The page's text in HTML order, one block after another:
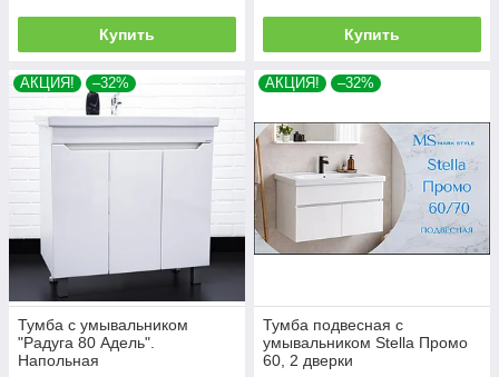
Купить Купить
АКЦИЯ! –32%
Тумба с умывальником
"Радуга 80 Адель".
Напольная
АКЦИЯ! –32%
Тумба подвесная с
умывальником Stella Промо
60, 2 дверки